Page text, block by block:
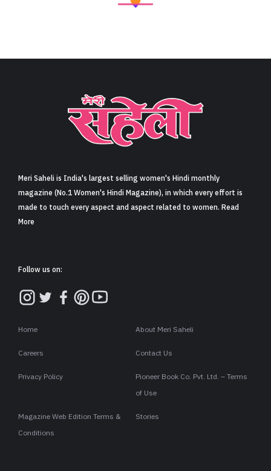
Meri Saheli is India's largest selling women's Hindi monthly
magazine (No.1 Women's Hindi Magazine), in which every effort is
made to touch every aspect and aspect related to women. Read
More
Follow us on:
Home About Meri Saheli
Careers Contact Us
Privacy Policy
Pioneer Book Co. Pvt. Ltd. – Terms
of Use
Magazine Web Edition Terms &
Conditions
Stories